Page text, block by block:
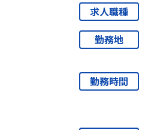
求人職種
勤務地
勤務時間